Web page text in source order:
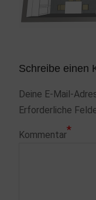
Schreibe einen
Deine E-Mail-
Erforderliche
Kommentar*